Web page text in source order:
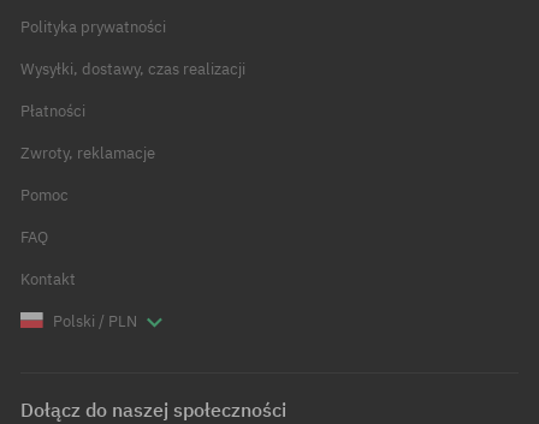
Polityka prywatności
Wysyłki, dostawy, czas realizacji
Płatności
Zwroty, reklamacje
Pomoc
FAQ
Kontakt
Polski / PLN
Dołącz do naszej społeczności